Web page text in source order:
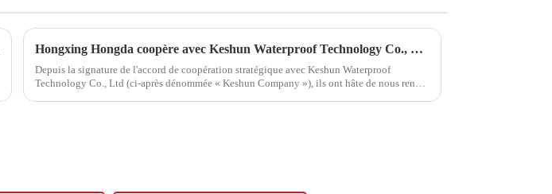
Hongxing Hongda coopère avec Keshun Waterproof Technology Co., Ltd pour apporter un nouvel avenir à l'industrie
Depuis la signature de l'accord de coopération stratégique avec Keshun Waterproof
Technology Co., Ltd (ci-après dénommée « Keshun Company »), ils ont hâte de nous rendre